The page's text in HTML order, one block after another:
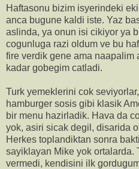
Haftasonu bizim isyerindeki
anca bugune kaldi iste. Yaz
aslinda, ya onun isi cikiyor ya
cogunluga razi oldum ve bu
fire verdik gene ama naapalim
kadar gobegim catladi.
Turk yemeklerini cok
hamburger sosis gibi klasik
bir menu hazirladik. Hava da
yok, asiri sicak degil, disarida
Herkes toplandiktan sonra
sayiklayan Mike yok ortalarda.
vermedi, kendisini ilk